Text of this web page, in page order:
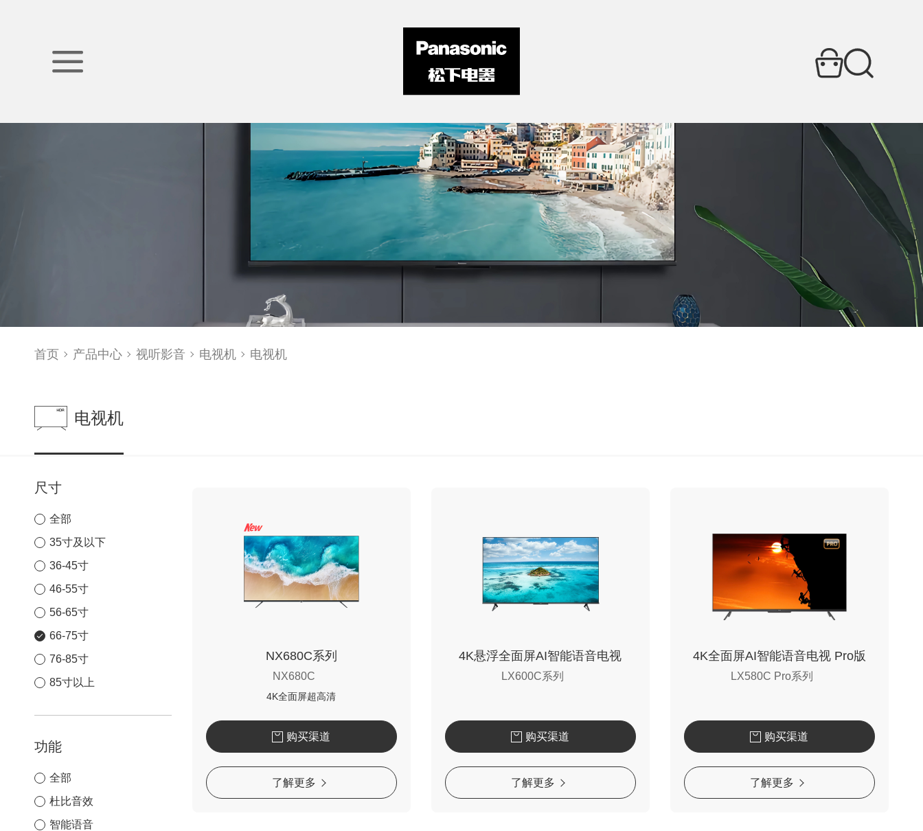
首页 产品中心 视听影音 电视机 电视机
电视机
尺寸
全部
35寸及以下
36-45寸
46-55寸
56-65寸
66-75寸
76-85寸
85寸以上
功能
全部
杜比音效
智能语音
NX680C系列
NX680C
4K全面屏超高清
购买渠道
了解更多
4K悬浮全面屏AI智能语音电视
LX600C系列
购买渠道
了解更多
4K全面屏AI智能语音电视 Pro版
LX580C Pro系列
购买渠道
了解更多